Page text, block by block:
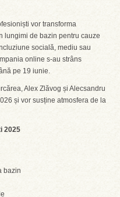
vor transforma
lungimi de bazin pentru cauze
socială, mediu sau
online s-au strâns
pe 19 iunie.
Alex Zlăvog și Alecsandru
și vor susține atmosfera de la
2025
bazin